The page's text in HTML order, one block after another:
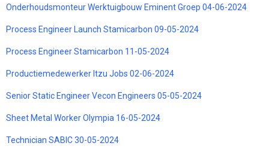
Onderhoudsmonteur Werktuigbouw Eminent Groep 04-06-2024
Process Engineer Launch Stamicarbon 09-05-2024
Process Engineer Stamicarbon 11-05-2024
Productiemedewerker Itzu Jobs 02-06-2024
Senior Static Engineer Vecon Engineers 05-05-2024
Sheet Metal Worker Olympia 16-05-2024
Technician SABIC 30-05-2024